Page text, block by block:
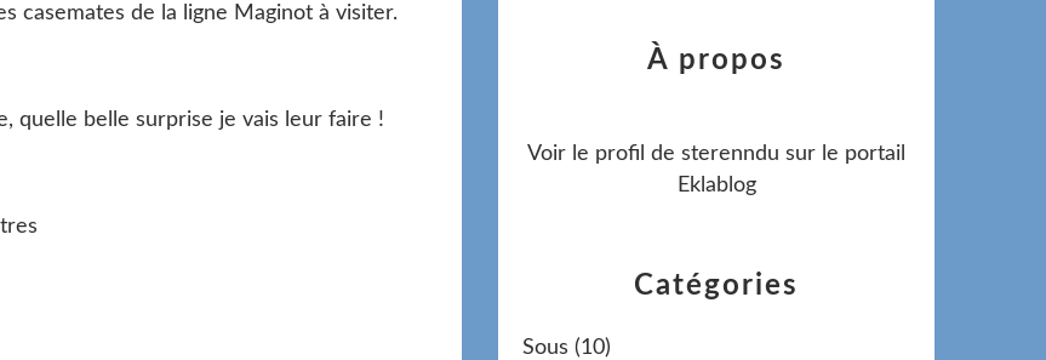
casemates de la ligne Maginot à visiter.
quelle belle surprise je vais leur faire !
Catégories
Sous (10)
À propos
Voir le profil de sterenndu sur le portail
Eklablog